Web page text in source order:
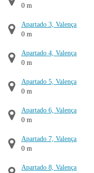
0 m
Apartado 3, Valença
0 m
Apartado 4, Valença
0 m
Apartado 5, Valença
0 m
Apartado 6, Valença
0 m
Apartado 7, Valença
0 m
Apartado 8, Valença